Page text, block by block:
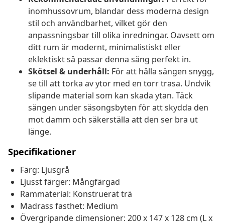
inomhussovrum, blandar dess moderna design
stil och användbarhet, vilket gör den
anpassningsbar till olika inredningar. Oavsett om
ditt rum är modernt, minimalistiskt eller
eklektiskt så passar denna säng perfekt in.
Skötsel & underhåll: För att hålla sängen snygg,
se till att torka av ytor med en torr trasa. Undvik
slipande material som kan skada ytan. Täck
sängen under säsongsbyten för att skydda den
mot damm och säkerställa att den ser bra ut
länge.
Specifikationer
Färg: Ljusgrå
Ljusst färger: Mångfärgad
Rammaterial: Konstruerat trä
Madrass fasthet: Medium
Övergripande dimensioner: 200 x 147 x 128 cm (L x